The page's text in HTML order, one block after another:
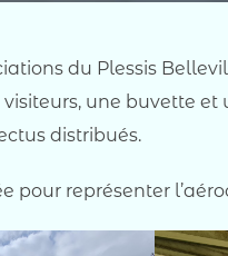
du Plessis
une buvette et
distribués.
pour représenter